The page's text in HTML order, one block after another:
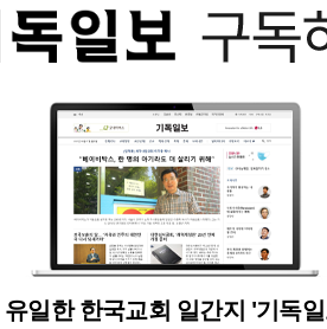
유일한 한국교회 일간지 '기독
목회·신학 입력 2022. 10. 05 18:24